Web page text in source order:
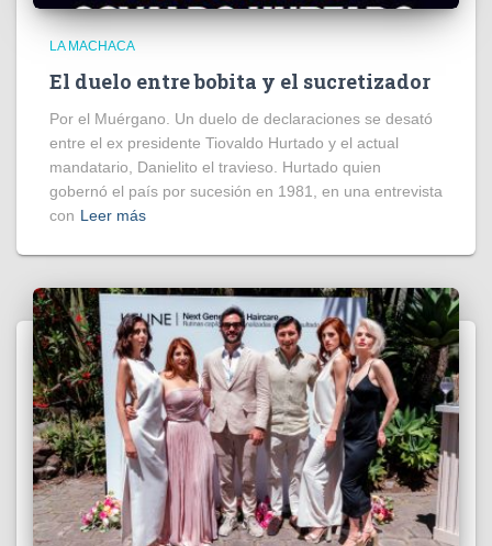
LA MACHACA
El duelo entre bobita y el sucretizador
Por el Muérgano. Un duelo de declaraciones se desató
entre el ex presidente Tiovaldo Hurtado y el actual
mandatario, Danielito el travieso. Hurtado quien
gobernó el país por sucesión en 1981, en una entrevista
con Leer más